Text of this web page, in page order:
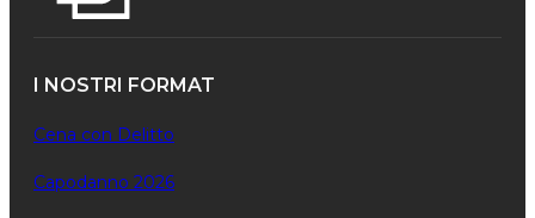
I NOSTRI FORMAT
Cena con Delitto
Capodanno 2026